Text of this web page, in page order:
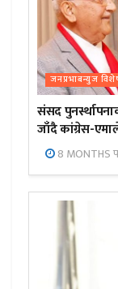
जनप्रभाबन्युज
संसद
जाँदै कांग्रेस-
8 MONTHS